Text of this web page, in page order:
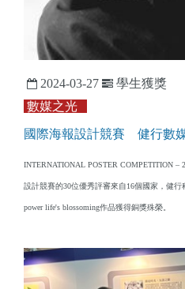
2024-03-27
學生獲獎
數媒之光
國際海報設計競賽 健行數
INTERNATIONAL POSTER COMPETITION –
設計競賽的30位優秀評審來自16個國家，健
power life's blossoming作品獲得銅獎殊榮。